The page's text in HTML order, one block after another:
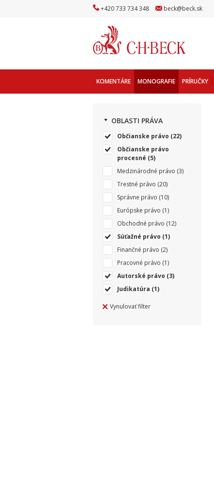
+420733 734348 beck@beck.sk
KOMENTÁRE MONOGRAFIE PRÍRUČKY
OBLASTI PRÁVA
Občianske právo (22)
Občianske právo
procesné (5)
Medzinárodné právo (3)
Trestné právo (20)
Správne právo (10)
Európske právo (1)
Obchodné právo (12)
Súťažné právo (1)
Finančné právo (2)
Pracovné právo (1)
Autorské právo (3)
Judikatúra (1)
Vynulovať filter